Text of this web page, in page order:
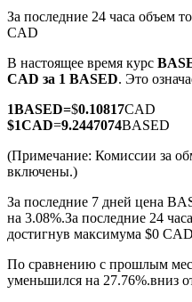
Деривативы на акции,
сырьевые товары
USDC фьючерсы
За последние 24 часа объем
CAD
В настоящее время курс
CAD за 1 BASED. Это
1BASED=$0.10817CAD
$1CAD=9.2447074BASED
(Примечание: Комиссии за
включены.)
За последние 7 дней цена
на 3.08%.За последние 24
достигнув максимума $0
По сравнению с прошлым
уменьшился на 27.76%.вниз